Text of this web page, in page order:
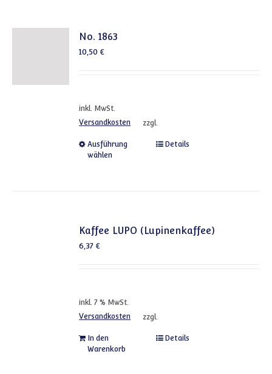
No. 1863
10,50€
inkl. MwSt.
zzgl.
Versandkosten
Ausführung
wählen
Dieses Produkt weist
Details
Kaffee LUPO (Lupinenkaffee)
6,37€
inkl. 7 % MwSt.
zzgl.
Versandkosten
In den
Warenkorb
Details